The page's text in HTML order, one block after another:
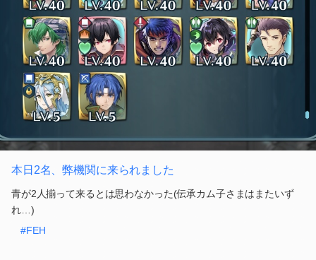
本日2名、弊機関に来られました
青が2人揃って来るとは思わなかった(伝承カム子さまはまたいず
れ…)
#FEH